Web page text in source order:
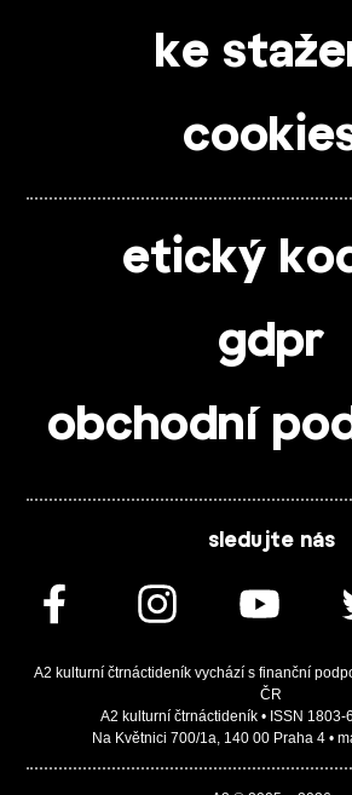
ke
etický
gdpr
obchodní
sledujte nás
A2 kulturní čtrnáctideník vychází s finanční
ČR
A2 kulturní čtrnáctideník • ISSN 1803-
Na Květnici 700/1a, 140 00 Praha 4 •